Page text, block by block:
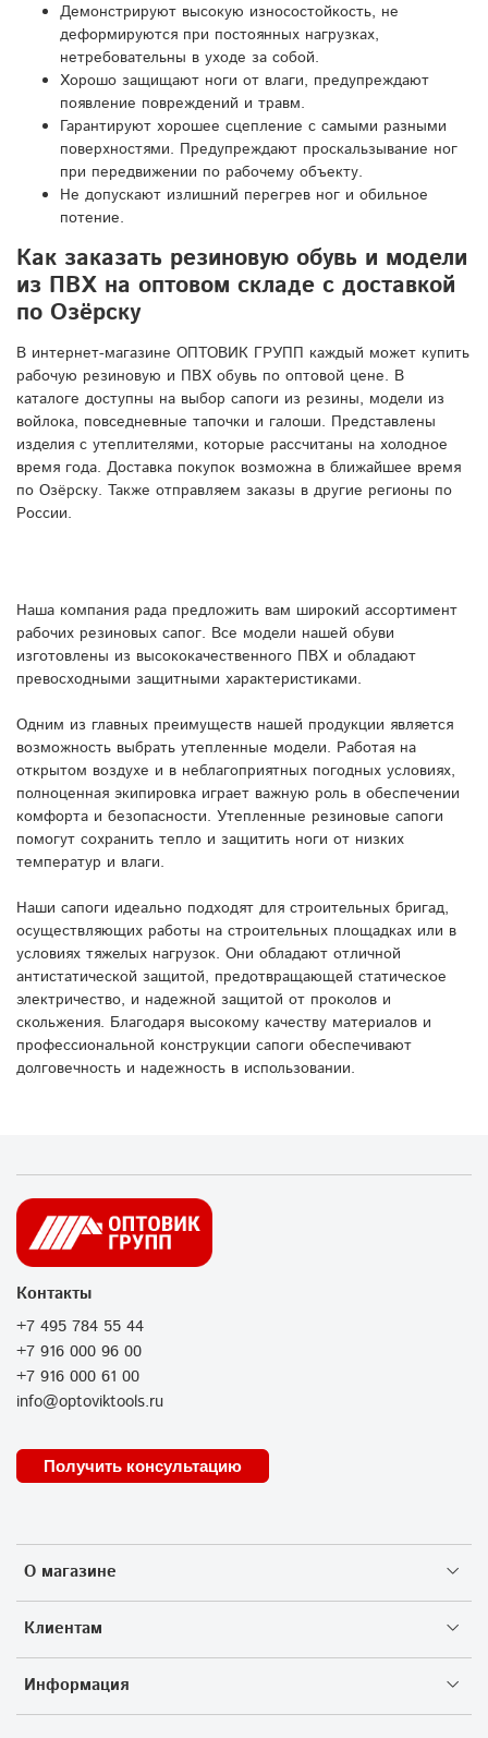
Демонстрируют высокую износостойкость, не
деформируются при постоянных нагрузках,
нетребовательны в уходе за собой.
Хорошо защищают ноги от влаги, предупреждают
появление повреждений и травм.
Гарантируют хорошее сцепление с самыми разными
поверхностями. Предупреждают проскальзывание ног
при передвижении по рабочему объекту.
Не допускают излишний перегрев ног и обильное
потение.
Как заказать резиновую обувь и модели
из ПВХ на оптовом складе с доставкой
по Озёрску
В интернет-магазине ОПТОВИК ГРУПП каждый может купить
рабочую резиновую и ПВХ обувь по оптовой цене. В
каталоге доступны на выбор сапоги из резины, модели из
войлока, повседневные тапочки и галоши. Представлены
изделия с утеплителями, которые рассчитаны на холодное
время года. Доставка покупок возможна в ближайшее время
по Озёрску. Также отправляем заказы в другие регионы по
России.
Наша компания рада предложить вам широкий ассортимент
рабочих резиновых сапог. Все модели нашей обуви
изготовлены из высококачественного ПВХ и обладают
превосходными защитными характеристиками.
Одним из главных преимуществ нашей продукции является
возможность выбрать утепленные модели. Работая на
открытом воздухе и в неблагоприятных погодных условиях,
полноценная экипировка играет важную роль в обеспечении
комфорта и безопасности. Утепленные резиновые сапоги
помогут сохранить тепло и защитить ноги от низких
температур и влаги.
Наши сапоги идеально подходят для строительных бригад,
осуществляющих работы на строительных площадках или в
условиях тяжелых нагрузок. Они обладают отличной
антистатической защитой, предотвращающей статическое
электричество, и надежной защитой от проколов и
скольжения. Благодаря высокому качеству материалов и
профессиональной конструкции сапоги обеспечивают
долговечность и надежность в использовании.
О магазине
Клиентам
Информация
Контакты
+7 495 784 55 44
+7 916 000 96 00
+7 916 000 61 00
info@optoviktools.ru
Получить консультацию